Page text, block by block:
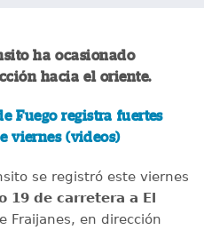
ha ocasionado
hacia el oriente.
Fuego registra fuertes
viernes (videos)
se registró este viernes
19 de carretera a El
Fraijanes, en dirección